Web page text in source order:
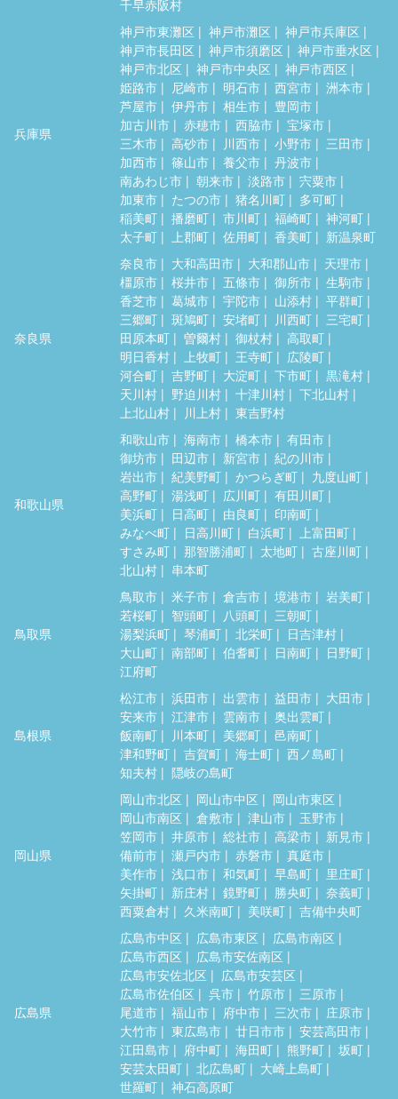
千早赤阪村
兵庫県
神戸市東灘区 神戸市灘区
神戸市兵庫区
神戸市長田区
神戸市須磨区
神戸市垂水区
神戸市北区
神戸市中央区
神戸市西区
姫路市
尼崎市 明石市 西宮市
洲本市
芦屋市
伊丹市 相生市
豊岡市
加古川市
赤穂市 西脇市
宝塚市
三木市
高砂市 川西市 小野市
三田市
加西市
篠山市 養父市
丹波市
南あわじ市
朝来市 淡路市
宍粟市
加東市
たつの市 猪名川町
多可町
稲美町
播磨町 市川町 福崎町
神河町
太子町
上郡町 佐用町 香美町 新温泉町
奈良県
奈良市 大和高田市 大和郡山市
天理市
橿原市
桜井市 五條市 御所市
生駒市
香芝市
葛城市 宇陀市 山添村
平群町
三郷町
斑鳩町 安堵町 川西町
三宅町
田原本町
曽爾村 御杖村
高取町
明日香村
上牧町 王寺町
広陵町
河合町
吉野町 大淀町 下市町
黒滝村
天川村
野迫川村 十津川村
下北山村
上北山村
川上村 東吉野村
和歌山県
和歌山市 海南市 橋本市
有田市
御坊市
田辺市 新宮市
紀の川市
岩出市
紀美野町 かつらぎ町
九度山町
高野町
湯浅町 広川町
有田川町
美浜町
日高町 由良町
印南町
みなべ町
日高川町 白浜町
上富田町
すさみ町
那智勝浦町 太地町
古座川町
北山村
串本町
鳥取県
鳥取市 米子市 倉吉市 境港市
岩美町
若桜町
智頭町 八頭町
三朝町
湯梨浜町
琴浦町 北栄町
日吉津村
大山町
南部町 伯耆町 日南町
日野町
江府町
島根県
松江市 浜田市 出雲市 益田市
大田市
安来市
江津市 雲南市
奥出雲町
飯南町
川本町 美郷町
邑南町
津和野町
吉賀町 海士町
西ノ島町
知夫村
隠岐の島町
岡山県
岡山市北区 岡山市中区
岡山市東区
岡山市南区
倉敷市 津山市
玉野市
笠岡市
井原市 総社市 高梁市
新見市
備前市
瀬戸内市 赤磐市
真庭市
美作市
浅口市 和気町 早島町
里庄町
矢掛町
新庄村 鏡野町 勝央町
奈義町
西粟倉村
久米南町 美咲町 吉備中央町
広島県
広島市中区 広島市東区
広島市南区
広島市西区
広島市安佐南区
広島市安佐北区
広島市安芸区
広島市佐伯区
呉市 竹原市
三原市
尾道市
福山市 府中市 三次市
庄原市
大竹市
東広島市 廿日市市
安芸高田市
江田島市
府中町 海田町 熊野町
坂町
安芸太田町
北広島町
大崎上島町
世羅町
神石高原町